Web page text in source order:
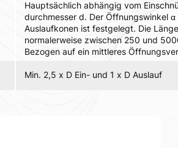
Hauptsächlich abhängig vom
durchmesser d. Der Öffnungswinkel α
Auslaufkonen ist festgelegt. Die
normalerweise zwischen 250 und
Bezogen auf ein mittleres
Min. 2,5 x D Ein- und 1 x D Auslauf